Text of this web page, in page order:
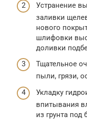
Устранение
заливки
нового
шлифовки
доливки
Тщательное
пыли, грязи,
Укладку
впитывания
из грунта